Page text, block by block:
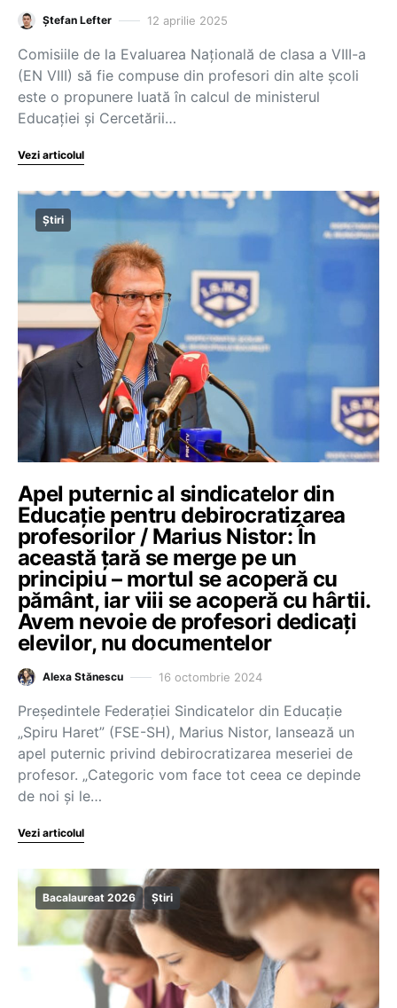
Ștefan Lefter 12 aprilie 2025
Comisiile de la Evaluarea Națională de clasa a VIII-a
(EN VIII) să fie compuse din profesori din alte școli
este o propunere luată în calcul de ministerul
Educației și Cercetării…
Vezi articolul
Știri
Apel puternic al sindicatelor din
Educație pentru debirocratizarea
profesorilor / Marius Nistor: În
această țară se merge pe un
principiu – mortul se acoperă cu
pământ, iar viii se acoperă cu hârtii.
Avem nevoie de profesori dedicați
elevilor, nu documentelor
Alexa Stănescu 16 octombrie 2024
Președintele Federației Sindicatelor din Educație
„Spiru Haret” (FSE-SH), Marius Nistor, lansează un
apel puternic privind debirocratizarea meseriei de
profesor. „Categoric vom face tot ceea ce depinde
de noi și le…
Vezi articolul
Bacalaureat 2026 Știri